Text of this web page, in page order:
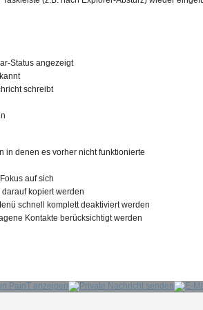
Status angezeigt
schreibt
in denen es vorher nicht funktionierte
auf sich
kopiert werden
schnell komplett deaktiviert werden
Kontakte berücksichtigt werden